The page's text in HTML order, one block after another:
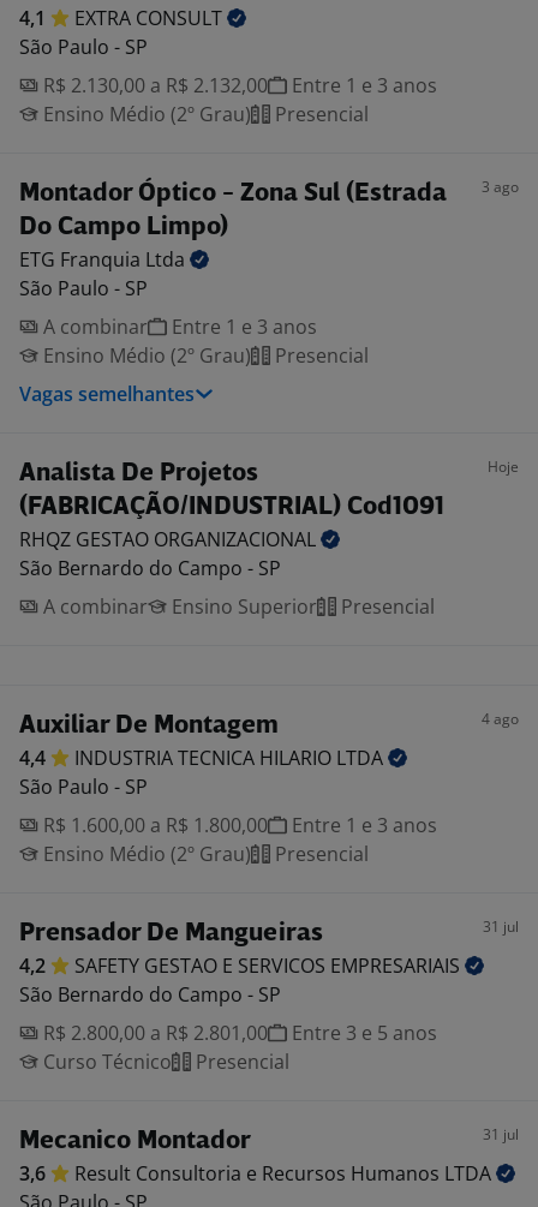
4,1 EXTRA CONSULT
São Paulo - SP
R$ 2.130,00 a R$ 2.132,00
Entre 1 e 3 anos
Ensino Médio (2º Grau)
Presencial
Montador Óptico - Zona Sul (Estrada
Do Campo Limpo)
3 ago
ETG Franquia Ltda
São Paulo - SP
A combinar
Entre 1 e 3 anos
Ensino Médio (2º Grau)
Presencial
Vagas semelhantes
Analista De Projetos
(FABRICAÇÃO/INDUSTRIAL) Cod1091
Hoje
RHQZ GESTAO ORGANIZACIONAL
São Bernardo do Campo - SP
A combinar
Ensino Superior Presencial
Auxiliar De Montagem 4 ago
4,4 INDUSTRIA TECNICA HILARIO LTDA
São Paulo - SP
R$ 1.600,00 a R$ 1.800,00
Entre 1 e 3 anos
Ensino Médio (2º Grau)
Presencial
Prensador De Mangueiras 31 jul
4,2 SAFETY GESTAO E SERVICOS EMPRESARIAIS
São Bernardo do Campo - SP
R$ 2.800,00 a R$ 2.801,00
Entre 3 e 5 anos
Curso Técnico
Presencial
Mecanico Montador 31 jul
3,6 Result Consultoria e Recursos Humanos LTDA